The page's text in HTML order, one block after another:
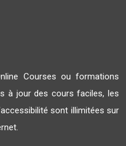
Courses ou formations
à jour des cours faciles, les
sont illimitées sur